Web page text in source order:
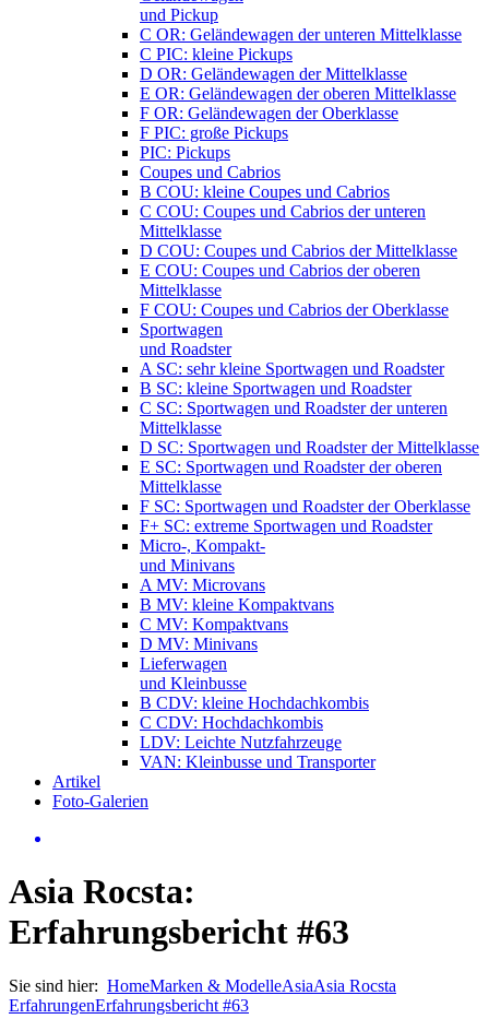
und Pickup
C OR: Geländewagen der unteren Mittelklasse
C PIC: kleine Pickups
D OR: Geländewagen der Mittelklasse
E OR: Geländewagen der oberen Mittelklasse
F OR: Geländewagen der Oberklasse
F PIC: große Pickups
PIC: Pickups
Coupes und Cabrios
B COU: kleine Coupes und Cabrios
C COU: Coupes und Cabrios der unteren
Mittelklasse
D COU: Coupes und Cabrios der Mittelklasse
E COU: Coupes und Cabrios der oberen
Mittelklasse
F COU: Coupes und Cabrios der Oberklasse
Sportwagen
und Roadster
A SC: sehr kleine Sportwagen und Roadster
B SC: kleine Sportwagen und Roadster
C SC: Sportwagen und Roadster der unteren
Mittelklasse
D SC: Sportwagen und Roadster der Mittelklasse
E SC: Sportwagen und Roadster der oberen
Mittelklasse
F SC: Sportwagen und Roadster der Oberklasse
F+ SC: extreme Sportwagen und Roadster
Micro-, Kompakt-
und Minivans
A MV: Microvans
B MV: kleine Kompaktvans
C MV: Kompaktvans
D MV: Minivans
Lieferwagen
und Kleinbusse
B CDV: kleine Hochdachkombis
C CDV: Hochdachkombis
LDV: Leichte Nutzfahrzeuge
VAN: Kleinbusse und Transporter
Artikel
Foto-Galerien
Asia Rocsta:
Erfahrungsbericht #63
Sie sind hier: HomeMarken & ModelleAsiaAsia Rocsta
ErfahrungenErfahrungsbericht #63